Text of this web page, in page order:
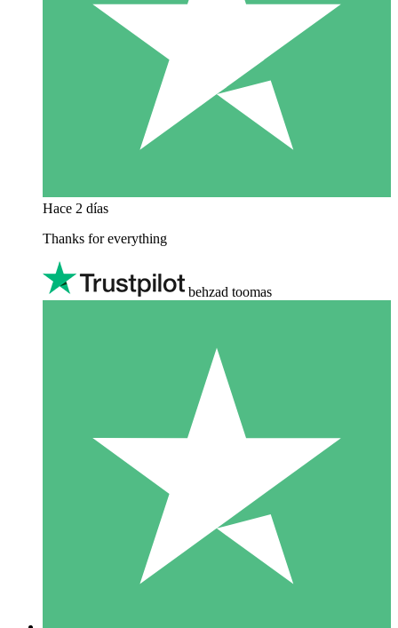
Hace 2 días
Thanks for everything
behzad toomas